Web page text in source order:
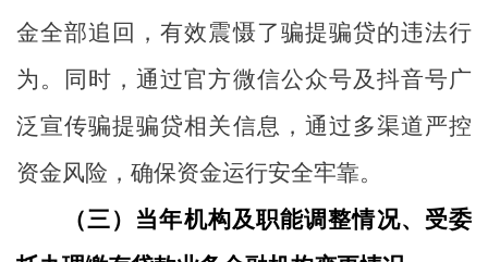
金全部追回，有效震慑了骗提骗贷的违法行
为。同时，通过官方微信公众号及抖音号广
泛宣传骗提骗贷相关信息，通过多渠道严控
资金风险，确保资金运行安全牢靠。
（三）当年机构及职能调整情况、受委